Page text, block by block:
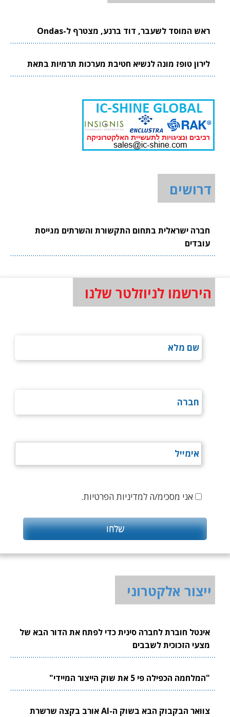
ראש המוסד לשעבר, דוד ברנע, מצטרף ל-Ondas
לירון טופז מונה לנשיא חטיבת מערכות תרמיות בתאת
דרושים
חברה ישראלית בתחום התקשורת והשרתים מגייסת
עובדים
הירשמו לניוזלטר שלנו
אני מסכימ/ה למדיניות הפרטיות.
ייצור אלקטרוני
אינטל חוברת לחברה סינית כדי לפתח את הדור הבא של
מצעי הזכוכית לשבבים
"המלחמה הכפילה פי 5 את שוק הייצור המיידי"
צוואר הבקבוק הבא בשוק ה-AI אורב בקצה שרשרת